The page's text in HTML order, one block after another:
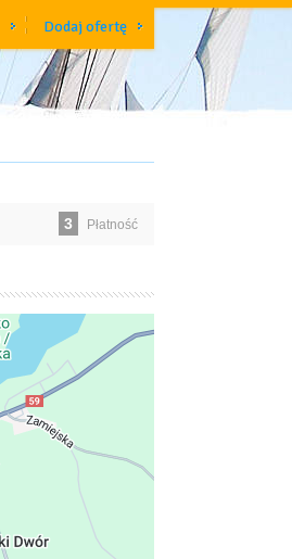
Dodaj ofertę
3 Płatność